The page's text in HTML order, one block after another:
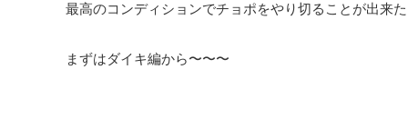
最高のコンディションでチョポをやり切ることが出来
まずはダイキ編から〜〜〜